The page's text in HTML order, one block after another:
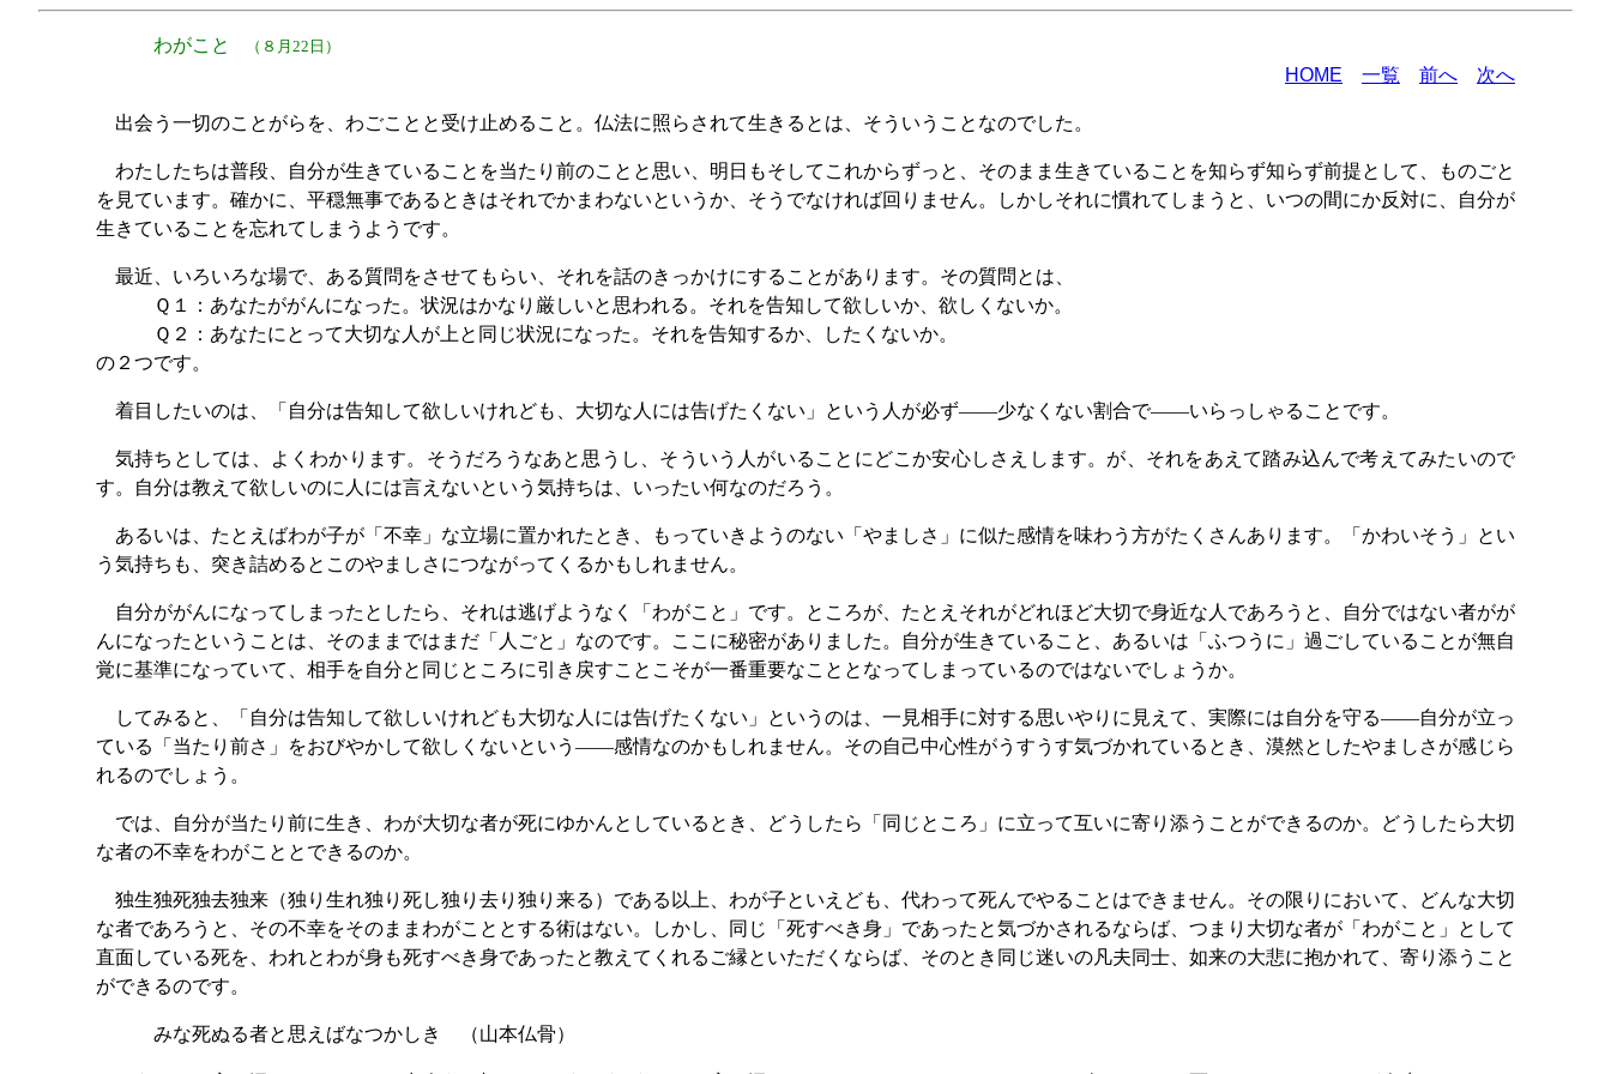
わがこと （８月22日）
HOME 一覧 前へ 次へ
出会う一切のことがらを、わごことと受け止めること。仏法に照らされて生きるとは、そういうことなのでした。
わたしたちは普段、自分が生きていることを当たり前のことと思い、明日もそしてこれからずっと、そのまま生きていることを知らず知らず前提として、ものごと
を見ています。確かに、平穏無事であるときはそれでかまわないというか、そうでなければ回りません。しかしそれに慣れてしまうと、いつの間にか反対に、自分が
生きていることを忘れてしまうようです。
最近、いろいろな場で、ある質問をさせてもらい、それを話のきっかけにすることがあります。その質問とは、
Ｑ１：あなたががんになった。状況はかなり厳しいと思われる。それを告知して欲しいか、欲しくないか。
Ｑ２：あなたにとって大切な人が上と同じ状況になった。それを告知するか、したくないか。
の２つです。
着目したいのは、「自分は告知して欲しいけれども、大切な人には告げたくない」という人が必ず――少なくない割合で――いらっしゃることです。
気持ちとしては、よくわかります。そうだろうなあと思うし、そういう人がいることにどこか安心しさえします。が、それをあえて踏み込んで考えてみたいので
す。自分は教えて欲しいのに人には言えないという気持ちは、いったい何なのだろう。
あるいは、たとえばわが子が「不幸」な立場に置かれたとき、もっていきようのない「やましさ」に似た感情を味わう方がたくさんあります。「かわいそう」とい
う気持ちも、突き詰めるとこのやましさにつながってくるかもしれません。
自分ががんになってしまったとしたら、それは逃げようなく「わがこと」です。ところが、たとえそれがどれほど大切で身近な人であろうと、自分ではない者がが
んになったということは、そのままではまだ「人ごと」なのです。ここに秘密がありました。自分が生きていること、あるいは「ふつうに」過ごしていることが無自
覚に基準になっていて、相手を自分と同じところに引き戻すことこそが一番重要なこととなってしまっているのではないでしょうか。
してみると、「自分は告知して欲しいけれども大切な人には告げたくない」というのは、一見相手に対する思いやりに見えて、実際には自分を守る――自分が立っ
ている「当たり前さ」をおびやかして欲しくないという――感情なのかもしれません。その自己中心性がうすうす気づかれているとき、漠然としたやましさが感じら
れるのでしょう。
では、自分が当たり前に生き、わが大切な者が死にゆかんとしているとき、どうしたら「同じところ」に立って互いに寄り添うことができるのか。どうしたら大切
な者の不幸をわがこととできるのか。
独生独死独去独来（独り生れ独り死し独り去り独り来る）である以上、わが子といえども、代わって死んでやることはできません。その限りにおいて、どんな大切
な者であろうと、その不幸をそのままわがこととする術はない。しかし、同じ「死すべき身」であったと気づかされるならば、つまり大切な者が「わがこと」として
直面している死を、われとわが身も死すべき身であったと教えてくれるご縁といただくならば、そのとき同じ迷いの凡夫同士、如来の大悲に抱かれて、寄り添うこと
ができるのです。
みな死ぬる者と思えばなつかしき （山本仏骨）